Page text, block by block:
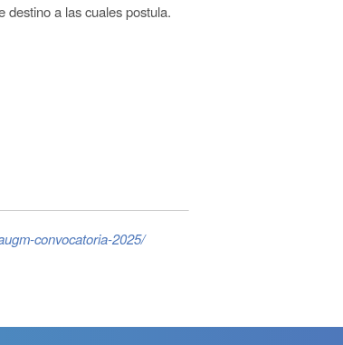
destino a las cuales postula.
convocatoria-2025/